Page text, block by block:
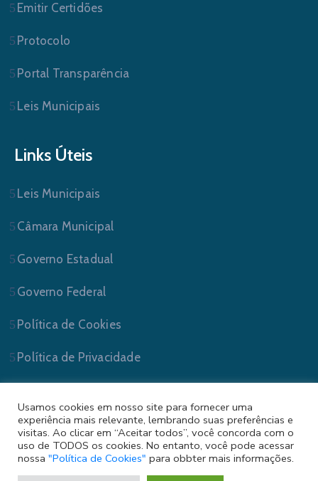
Emitir Certidões
Protocolo
Portal Transparência
Leis Municipais
Links Úteis
Leis Municipais
Câmara Municipal
Governo Estadual
Governo Federal
Política de Cookies
Política de Privacidade
Usamos cookies em nosso site para fornecer uma
experiência mais relevante, lembrando suas preferências e
visitas. Ao clicar em “Aceitar todos”, você concorda com o
uso de TODOS os cookies. No entanto, você pode acessar
nossa "Política de Cookies" para obbter mais informações.